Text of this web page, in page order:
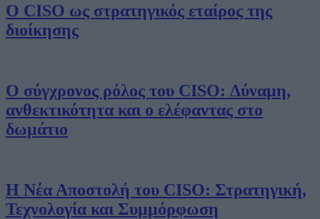
Ο CISO ως στρατηγικός εταίρος της
διοίκησης
Ο σύγχρονος ρόλος του CISO: Δύναμη,
ανθεκτικότητα και ο ελέφαντας στο
δωμάτιο
Η Νέα Αποστολή του CISO: Στρατηγική,
Τεχνολογία και Συμμόρφωση